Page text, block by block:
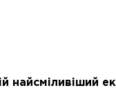
найсміливіший